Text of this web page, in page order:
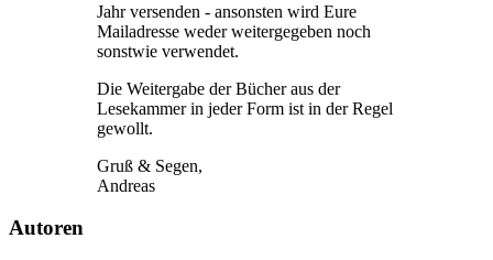
Jahr versenden - ansonsten wird Eure
Mailadresse weder weitergegeben noch
sonstwie verwendet.
Die Weitergabe der Bücher aus der
Lesekammer in jeder Form ist in der Regel
gewollt.
Gruß & Segen,
Andreas
Autoren